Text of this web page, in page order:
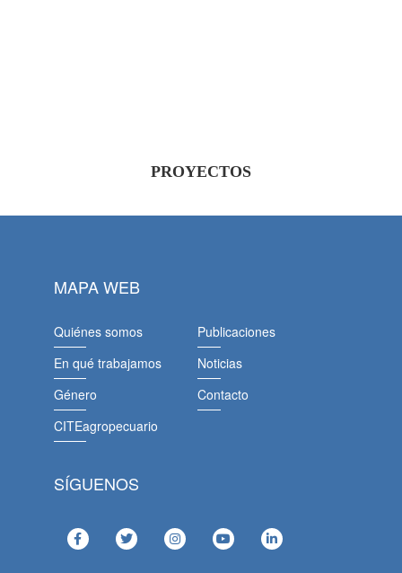
PROYECTOS
MAPA WEB
Quiénes somos
En qué trabajamos
Género
CITEagropecuario
Publicaciones
Noticias
Contacto
SÍGUENOS